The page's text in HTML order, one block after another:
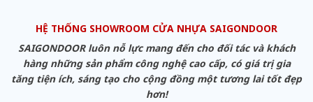
HỆ THỐNG SHOWROOM CỬA NHỰA SAIGONDOOR
SAIGONDOOR luôn nỗ lực mang đến cho đối tác và khách
hàng những sản phẩm công nghệ cao cấp, có giá trị gia
tăng tiện ích, sáng tạo cho cộng đồng một tương lai tốt đẹp
hơn!